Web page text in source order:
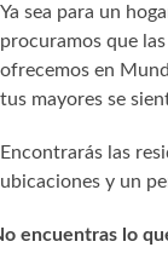
Ya sea para un
procuramos que las
ofrecemos en
tus mayores se
Encontrarás las
ubicaciones y un
encuentras lo